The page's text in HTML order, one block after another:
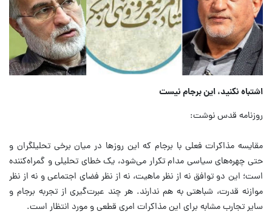
اشتباه نکنید، این برجام نیست
روزنامه قدس نوشت:
مقایسه مذاکرات فعلی با برجام که این روزها در میان برخی تحلیلگران و
حتی چهره‌های سیاسی مدام تکرار می‌شود، یک خطای تحلیلی و گمراه‌کننده
است؛ این دو توافق نه از نظر ماهیت، نه از نظر فضای اجتماعی و نه از نظر
موازنه قدرت، شباهتی به هم ندارند. هر چند عبرت‌گیری از تجربه برجام و
سایر تجارب مشابه برای این مذاکرات امری قطعی و مورد انتظار است.